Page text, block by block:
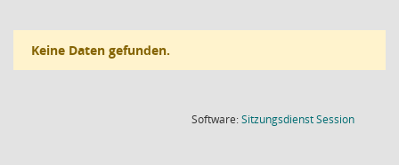
Keine Daten gefunden.
Software:SitzungsdienstSession(Wird in